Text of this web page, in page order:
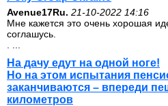
Avenue17Ru. 21-10-2022 14:16
Мне кажется это очень хорошая
соглашусь.
На дачу едут на одной ноге!
Но на этом испытания
заканчиваются – впереди
километров